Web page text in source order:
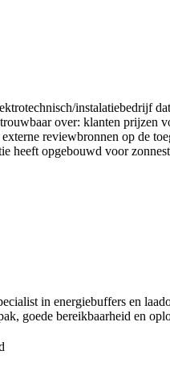
instalatiebedrijf
over: klanten prijzen
reviewbronnen op de
opgebouwd voor
in energiebuffers en
goede bereikbaarheid en